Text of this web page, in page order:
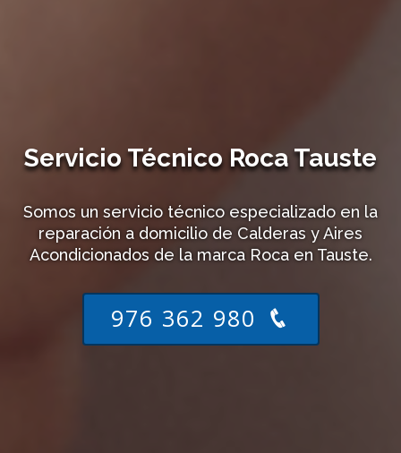
Servicio Técnico Roca Tauste
Somos un servicio técnico especializado en la
reparación a domicilio de Calderas y Aires
Acondicionados de la marca Roca en Tauste.
976 362 980